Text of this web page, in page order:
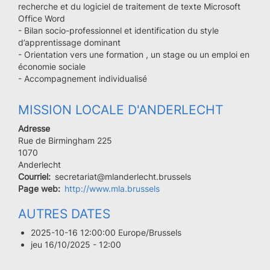
recherche et du logiciel de traitement de texte Microsoft
Office Word
- Bilan socio-professionnel et identification du style
d’apprentissage dominant
- Orientation vers une formation , un stage ou un emploi en
économie sociale
- Accompagnement individualisé
MISSION LOCALE D'ANDERLECHT
Adresse
Rue de Birmingham 225
Code
postal
1070
Ville
Anderlecht
Courriel
secretariat@mlanderlecht.brussels
Page web
http://www.mla.brussels
AUTRES DATES
2025-10-16 12:00:00 Europe/Brussels
jeu 16/10/2025 - 12:00